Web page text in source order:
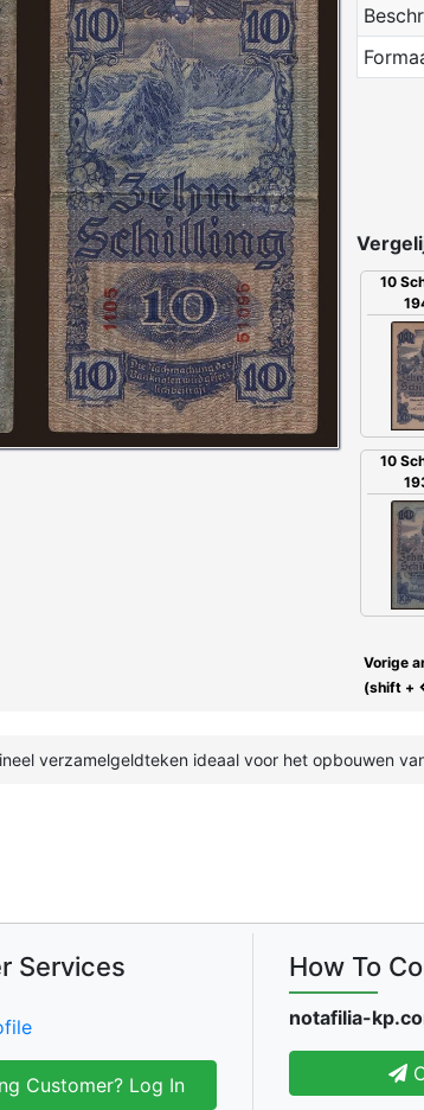
10
10
Vorige
(shift +
verzamelgeldteken ideaal voor het opbouwen
Services
Customer? Log In
How To
notafilia-